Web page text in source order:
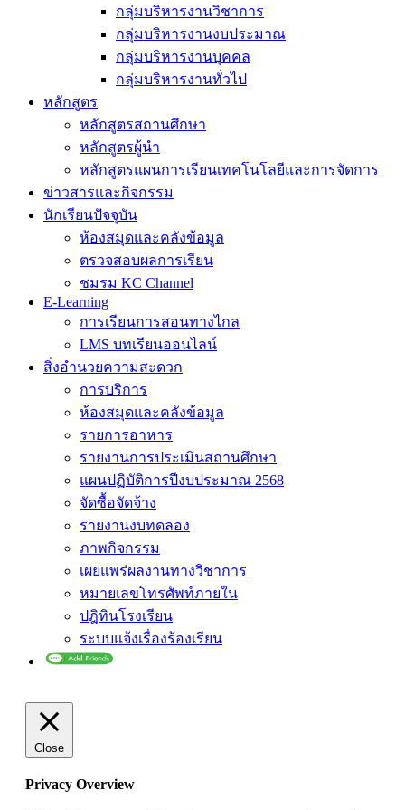
กลุ่มบริหารงานวิชาการ
กลุ่มบริหารงานงบประมาณ
กลุ่มบริหารงานบุคคล
กลุ่มบริหารงานทั่วไป
หลักสูตร
หลักสูตรสถานศึกษา
หลักสูตรผู้นำ
หลักสูตรแผนการเรียนเทคโนโลยีและการจัดการ
ข่าวสารและกิจกรรม
นักเรียนปัจจุบัน
ห้องสมุดและคลังข้อมูล
ตรวจสอบผลการเรียน
ชมรม KC Channel
E-Learning
การเรียนการสอนทางไกล
LMS บทเรียนออนไลน์
สิ่งอำนวยความสะดวก
การบริการ
ห้องสมุดและคลังข้อมูล
รายการอาหาร
รายงานการประเมินสถานศึกษา
แผนปฏิบัติการปีงบประมาณ 2568
จัดซื้อจัดจ้าง
รายงานงบทดลอง
ภาพกิจกรรม
เผยแพร่ผลงานทางวิชาการ
หมายเลขโทรศัพท์ภายใน
ปฎิทินโรงเรียน
ระบบแจ้งเรื่องร้องเรียน
Close
Privacy Overview